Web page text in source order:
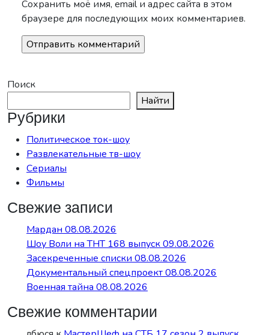
Сохранить моё имя, email и адрес сайта в этом
браузере для последующих моих комментариев.
Поиск
Найти
Рубрики
Политическое ток-шоу
Развлекательные тв-шоу
Сериалы
Фильмы
Свежие записи
Мардан 08.08.2026
Шоу Воли на ТНТ 168 выпуск 09.08.2026
Засекреченные списки 08.08.2026
Документальный спецпроект 08.08.2026
Военная тайна 08.08.2026
Свежие комментарии